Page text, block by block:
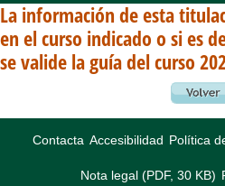
La información de esta
en el curso indicado o si es
se valide la guía del curso
Contacta Accesibilidad Política
Nota legal (PDF, 30 KB)